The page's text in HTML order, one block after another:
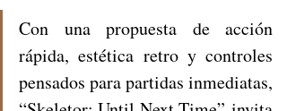
Con una propuesta de acción
rápida, estética retro y controles
pensados para partidas inmediatas,